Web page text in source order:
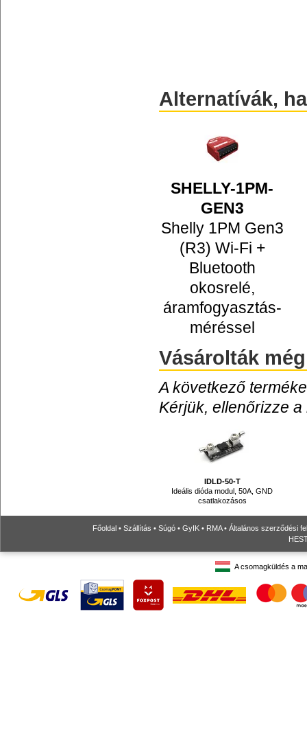
Alternatívák,
SHELLY-1PM-
GEN3
Shelly 1PM Gen3
(R3) Wi-Fi +
Bluetooth
okosrelé,
áramfogyasztás-
méréssel
Vásárolták még
A következő
Kérjük, ellenőrizze
IDLD-50-T
Ideális dióda modul, 50A, GND
csatlakozásos
Főoldal • Szállítás • Súgó • GyIK • RMA• Általános szerződési
A csomagküldés a